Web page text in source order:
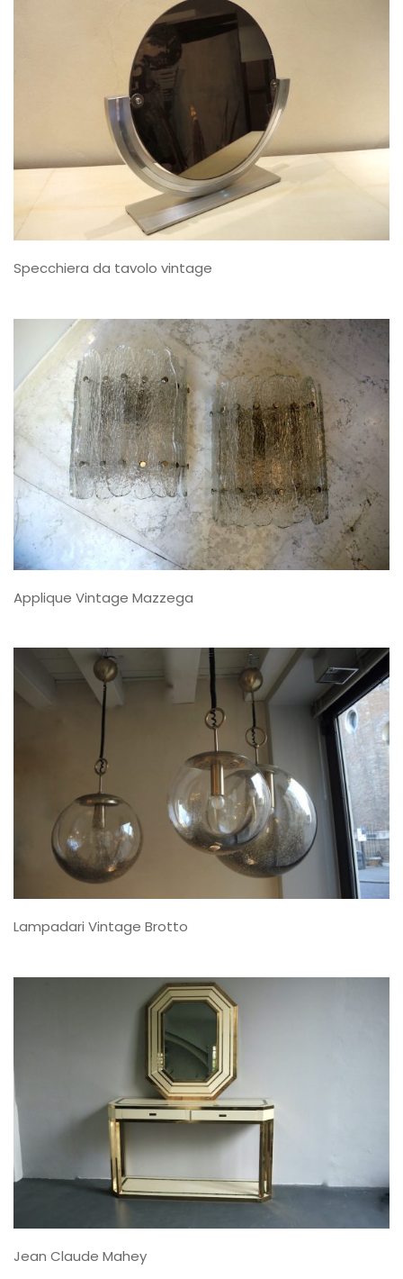
Specchiera da tavolo vintage
Applique Vintage Mazzega
Lampadari Vintage Brotto
Jean Claude Mahey